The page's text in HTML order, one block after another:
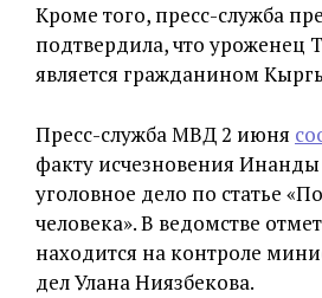
Кроме того, пресс-служба
подтвердила, что
является гражданином
Пресс-служба МВД 2 июня
факту исчезновения
уголовное дело по статье
человека». В ведомстве
находится на контроле
дел Улана Ниязбекова.